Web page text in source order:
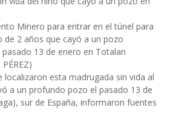
Minero para entrar en el túnel para
de 2 años que cayó a un pozo
13 de enero en Totalan
localizaron esta madrugada sin vida al
a un profundo pozo el pasado 13 de
sur de España, informaron fuentes